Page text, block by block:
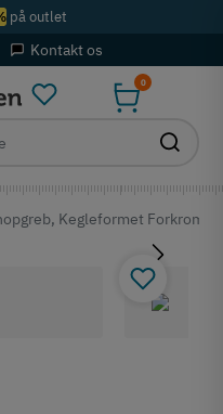
på outlet
Kontakt os
0
Kegleformet Forkrom